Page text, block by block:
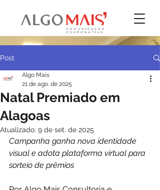
Post
Natal Premiado em
Alagoas
Algo Mais
21 de ago. de 2025
Atualizado: 9 de set. de 2025
Campanha ganha nova identidade
visual e adota plataforma virtual para
sorteio de prêmios